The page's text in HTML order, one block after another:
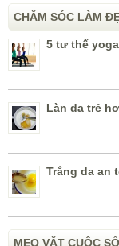
CHĂM SÓC LÀM
5 tư thế
Làn da trẻ
Trắng da an
MẸO VẶT CUỘC